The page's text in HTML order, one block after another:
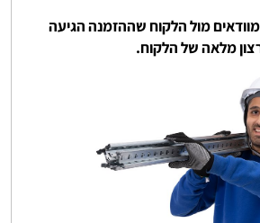
מול הלקוח שההזמנה הגיעה
מלאה של הלקוח.